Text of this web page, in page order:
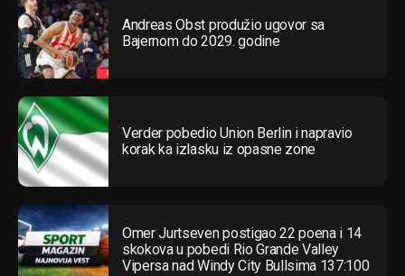
Andreas Obst produžio ugovor sa
Bajernom do 2029. godine
Verder pobedio Union Berlin i napravio
korak ka izlasku iz opasne zone
Omer Jurtseven postigao 22 poena i 14
skokova u pobedi Rio Grande Valley
Vipersa nad Windy City Bullsima 137:100